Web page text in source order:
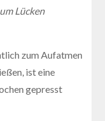
Lücken
zum Aufatmen
ist eine
gepresst